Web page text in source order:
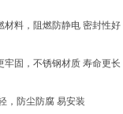
材料，阻燃防静电 密封性好
牢固，不锈钢材质 寿命更长
，防尘防腐 易安装